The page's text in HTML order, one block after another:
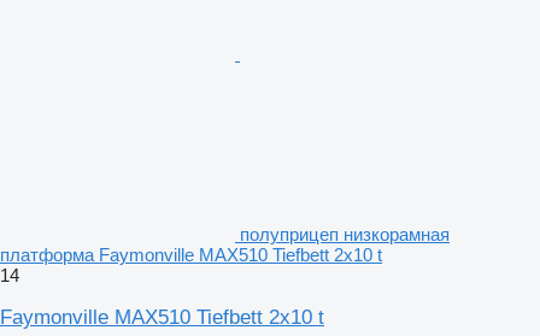
полуприцеп низкорамная
платформа Faymonville MAX510 Tiefbett 2x10 t
14
Faymonville MAX510 Tiefbett 2x10 t